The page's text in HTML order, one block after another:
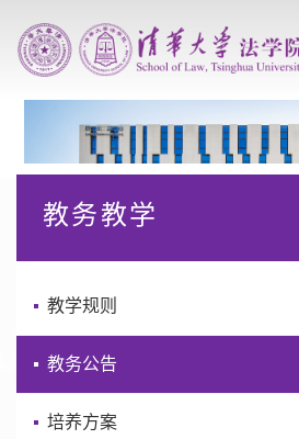
教务教学
教学规则
教务公告
培养方案